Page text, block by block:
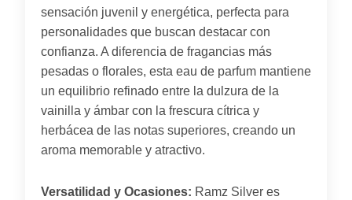
sensación juvenil y energética, perfecta para
personalidades que buscan destacar con
confianza. A diferencia de fragancias más
pesadas o florales, esta eau de parfum mantiene
un equilibrio refinado entre la dulzura de la
vainilla y ámbar con la frescura cítrica y
herbácea de las notas superiores, creando un
aroma memorable y atractivo.
Versatilidad y Ocasiones: Ramz Silver es